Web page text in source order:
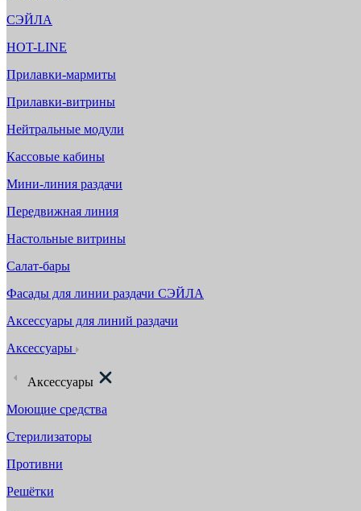
СЭЙЛА
HOT-LINE
Прилавки-мармиты
Прилавки-витрины
Нейтральные модули
Кассовые кабины
Мини-линия раздачи
Передвижная линия
Настольные витрины
Салат-бары
Фасады для линии раздачи СЭЙЛА
Аксессуары для линий раздачи
Аксессуары
Аксессуары
Моющие средства
Стерилизаторы
Противни
Решётки